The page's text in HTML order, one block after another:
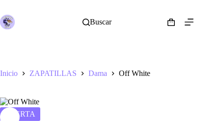
contenido
Buscar
Shopping
Inicio ZAPATILLAS Dama Off White
OFERTA